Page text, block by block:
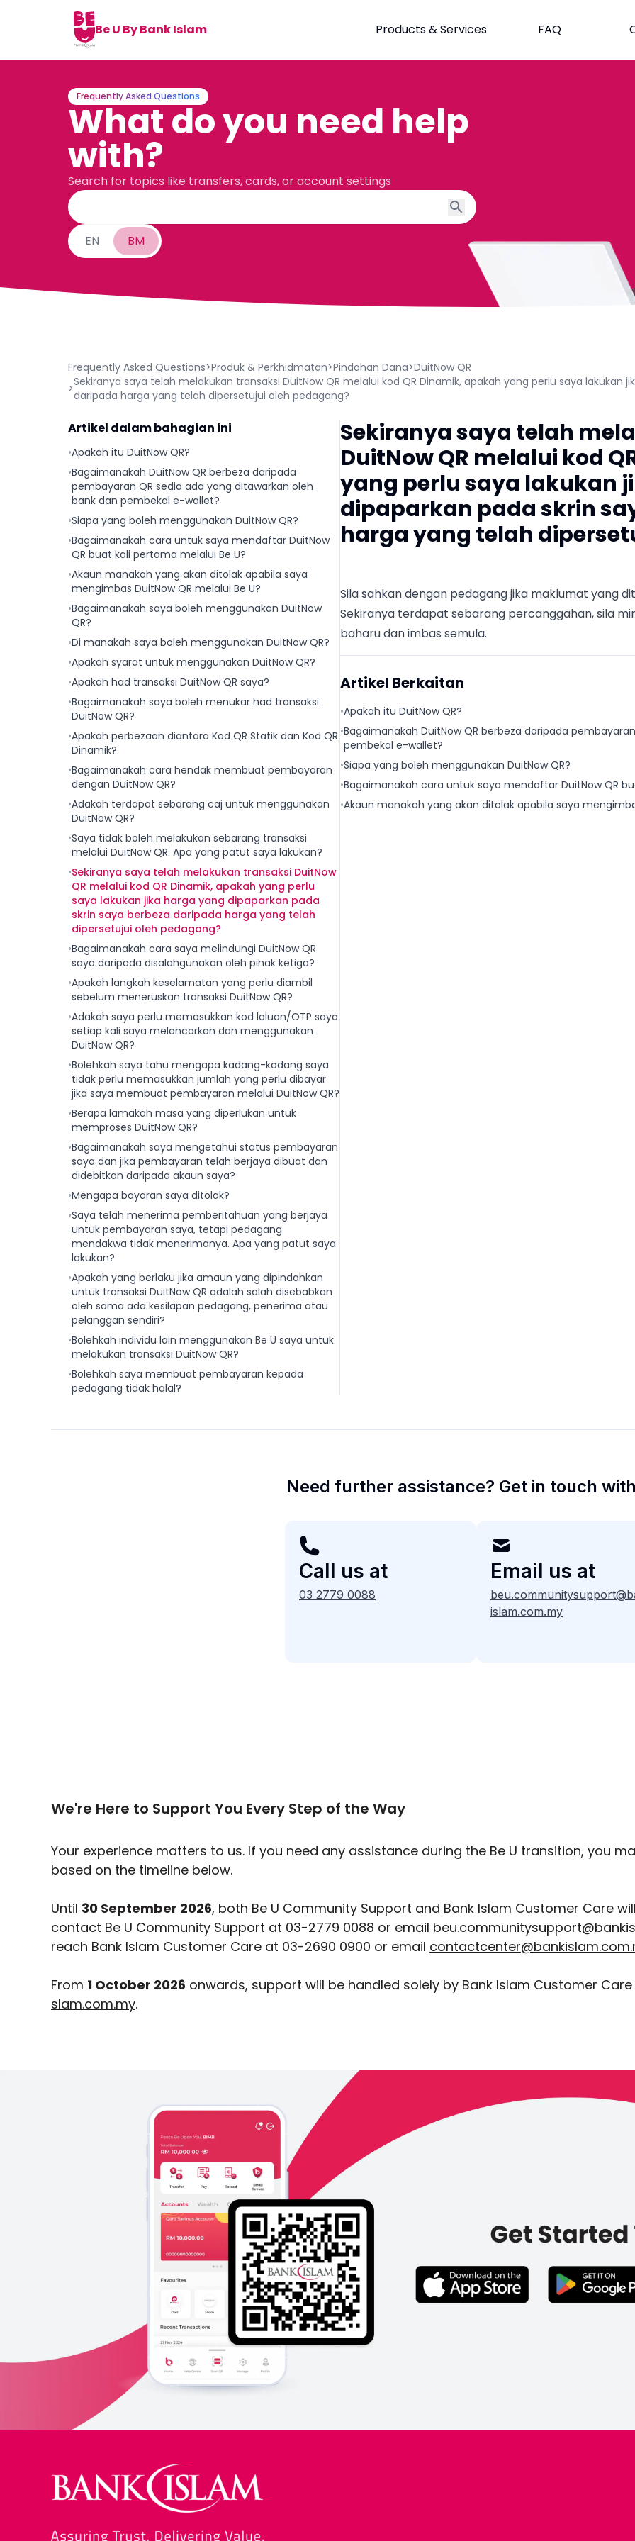
Be U By Bank Islam Products & Services FAQ
Frequently Asked Questions
What do you need help
with?
Search for topics like transfers, cards, or account settings
EN BM
Frequently Asked Questions>Produk & Perkhidmatan>Pindahan Dana>DuitNow QR
>Sekiranya saya telah melakukan transaksi DuitNow QR melalui kod QR Dinamik, apakah yang perlu saya lakukan
daripada harga yang telah dipersetujui oleh pedagang?
Artikel dalam bahagian ini
•Apakah itu DuitNow QR?
•Bagaimanakah DuitNow QR berbeza daripada
pembayaran QR sedia ada yang ditawarkan oleh
bank dan pembekal e-wallet?
•Siapa yang boleh menggunakan DuitNow QR?
•Bagaimanakah cara untuk saya mendaftar DuitNow
QR buat kali pertama melalui Be U?
•Akaun manakah yang akan ditolak apabila saya
mengimbas DuitNow QR melalui Be U?
•Bagaimanakah saya boleh menggunakan DuitNow
QR?
•Di manakah saya boleh menggunakan DuitNow QR?
•Apakah syarat untuk menggunakan DuitNow QR?
•Apakah had transaksi DuitNow QR saya?
•Bagaimanakah saya boleh menukar had transaksi
DuitNow QR?
•Apakah perbezaan diantara Kod QR Statik dan Kod QR
Dinamik?
•Bagaimanakah cara hendak membuat pembayaran
dengan DuitNow QR?
•Adakah terdapat sebarang caj untuk menggunakan
DuitNow QR?
•Saya tidak boleh melakukan sebarang transaksi
melalui DuitNow QR. Apa yang patut saya lakukan?
•Sekiranya saya telah melakukan transaksi DuitNow
QR melalui kod QR Dinamik, apakah yang perlu
saya lakukan jika harga yang dipaparkan pada
skrin saya berbeza daripada harga yang telah
dipersetujui oleh pedagang?
•Bagaimanakah cara saya melindungi DuitNow QR
saya daripada disalahgunakan oleh pihak ketiga?
•Apakah langkah keselamatan yang perlu diambil
sebelum meneruskan transaksi DuitNow QR?
•Adakah saya perlu memasukkan kod laluan/OTP saya
setiap kali saya melancarkan dan menggunakan
DuitNow QR?
•Bolehkah saya tahu mengapa kadang-kadang saya
tidak perlu memasukkan jumlah yang perlu dibayar
jika saya membuat pembayaran melalui DuitNow QR?
•Berapa lamakah masa yang diperlukan untuk
memproses DuitNow QR?
•Bagaimanakah saya mengetahui status pembayaran
saya dan jika pembayaran telah berjaya dibuat dan
didebitkan daripada akaun saya?
•Mengapa bayaran saya ditolak?
•Saya telah menerima pemberitahuan yang berjaya
untuk pembayaran saya, tetapi pedagang
mendakwa tidak menerimanya. Apa yang patut saya
lakukan?
•Apakah yang berlaku jika amaun yang dipindahkan
untuk transaksi DuitNow QR adalah salah disebabkan
oleh sama ada kesilapan pedagang, penerima atau
pelanggan sendiri?
•Bolehkah individu lain menggunakan Be U saya untuk
melakukan transaksi DuitNow QR?
•Bolehkah saya membuat pembayaran kepada
pedagang tidak halal?
Sekiranya saya telah
DuitNow QR melalui kod
yang perlu saya lakukan
dipaparkan pada skrin
harga yang telah
Sila sahkan dengan pedagang jika maklumat yang
Sekiranya terdapat sebarang percanggahan, sila
baharu dan imbas semula.
Artikel Berkaitan
•Apakah itu DuitNow QR?
•Bagaimanakah DuitNow QR berbeza daripada
pembekal e-wallet?
•Siapa yang boleh menggunakan DuitNow QR?
•Bagaimanakah cara untuk saya mendaftar DuitNow QR
•Akaun manakah yang akan ditolak apabila saya
Need further assistance? Get in touch
Call us at
03 2779 0088
Email us at
islam.com.my
We're Here to Support You Every Step of the Way
Your experience matters to us. If you need any assistance during the Be U transition, you
based on the timeline below.
Until 30 September 2026, both Be U Community Support and Bank Islam Customer Care
contact Be U Community Support at 03-2779 0088 or email
reach Bank Islam Customer Care at 03-2690 0900 or email
From 1 October 2026 onwards, support will be handled solely by Bank Islam Customer
slam.com.my.